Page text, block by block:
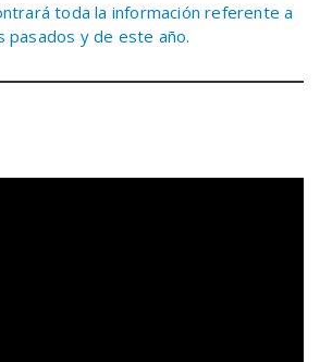
toda la información referente a
pasados y de este año.